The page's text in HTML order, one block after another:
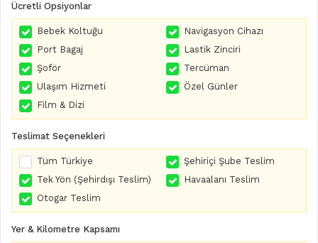
Ücretli Opsiyonlar
Bebek Koltuğu
Navigasyon Cihazı
Port Bagaj
Lastik Zinciri
Şoför
Tercüman
Ulaşım Hizmeti
Özel Günler
Film & Dizi
Teslimat Seçenekleri
Tüm Türkiye
Şehiriçi Şube Teslim
Tek Yön (Şehirdışı Teslim)
Havaalanı Teslim
Otogar Teslim
Yer & Kilometre Kapsamı